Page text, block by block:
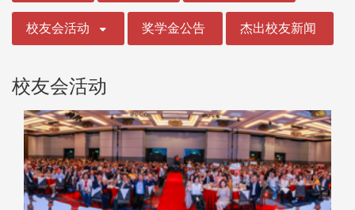
校友会活动 奖学金公告 杰出校友新闻
校友会活动